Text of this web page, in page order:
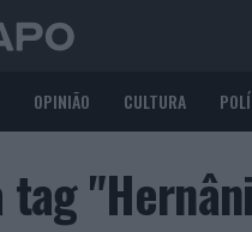
OPINIÃO CULTURA
tag